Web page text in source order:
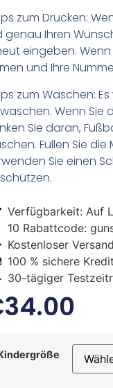
zum Drucken:
genau Ihren
eingeben.
und Ihre
zum Waschen:
Wenn
Sie daran,
Füllen Sie
Sie einen
Verfügbarkeit: Auf
10 Rabattcode:
Kostenloser
100 % sichere
30-tägiger
34.00